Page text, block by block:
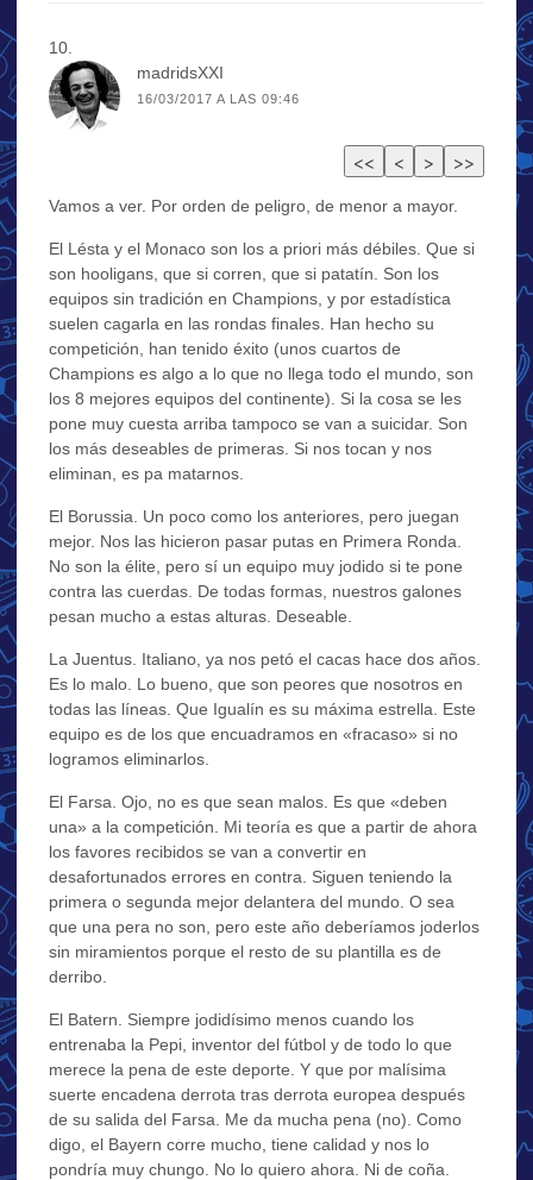
madridsXXI
16/03/2017 A LAS 09:46
Vamos a ver. Por orden de peligro, de menor a mayor.
El Lésta y el Monaco son los a priori más débiles. Que si
son hooligans, que si corren, que si patatín. Son los
equipos sin tradición en Champions, y por estadística
suelen cagarla en las rondas finales. Han hecho su
competición, han tenido éxito (unos cuartos de
Champions es algo a lo que no llega todo el mundo, son
los 8 mejores equipos del continente). Si la cosa se les
pone muy cuesta arriba tampoco se van a suicidar. Son
los más deseables de primeras. Si nos tocan y nos
eliminan, es pa matarnos.
El Borussia. Un poco como los anteriores, pero juegan
mejor. Nos las hicieron pasar putas en Primera Ronda.
No son la élite, pero sí un equipo muy jodido si te pone
contra las cuerdas. De todas formas, nuestros galones
pesan mucho a estas alturas. Deseable.
La Juentus. Italiano, ya nos petó el cacas hace dos años.
Es lo malo. Lo bueno, que son peores que nosotros en
todas las líneas. Que Igualín es su máxima estrella. Este
equipo es de los que encuadramos en «fracaso» si no
logramos eliminarlos.
El Farsa. Ojo, no es que sean malos. Es que «deben
una» a la competición. Mi teoría es que a partir de ahora
los favores recibidos se van a convertir en
desafortunados errores en contra. Siguen teniendo la
primera o segunda mejor delantera del mundo. O sea
que una pera no son, pero este año deberíamos joderlos
sin miramientos porque el resto de su plantilla es de
derribo.
El Batern. Siempre jodidísimo menos cuando los
entrenaba la Pepi, inventor del fútbol y de todo lo que
merece la pena de este deporte. Y que por malísima
suerte encadena derrota tras derrota europea después
de su salida del Farsa. Me da mucha pena (no). Como
digo, el Bayern corre mucho, tiene calidad y nos lo
pondría muy chungo. No lo quiero ahora. Ni de coña.